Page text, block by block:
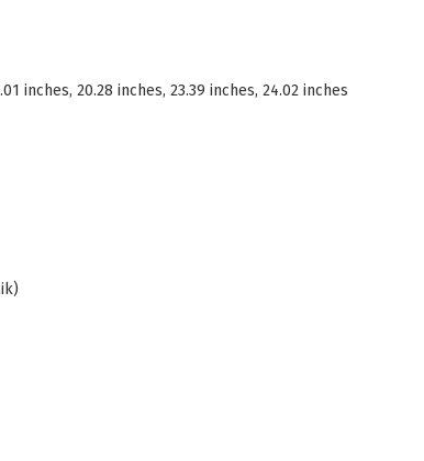
inches, 20.28 inches, 23.39 inches, 24.02 inches